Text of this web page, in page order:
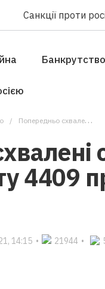
Санкції проти
Банкрутство
Попередньо схвалені окремі норми законопроекту 4409 просять переглянути
4409
14:15 • 21944 •